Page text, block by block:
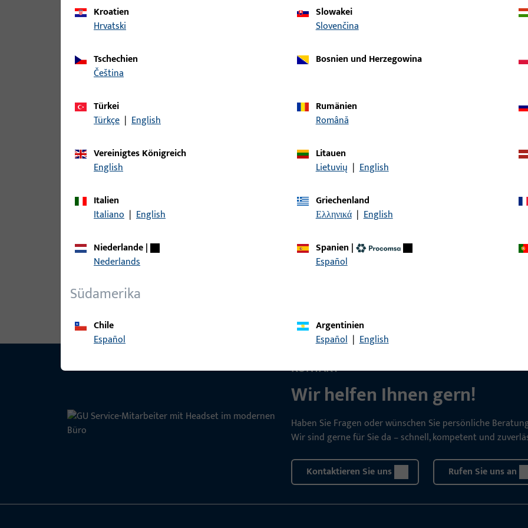
H-01624-26-0-1 | GU-Vorbauanker | GU
GU-Vorbauanker,
GU-Vorbauanker,
GU-Vorbauanker,
Vorbauanker 10x140 hell verzinkt
Vorbauanker 10x160 hell verzinkt
KONTAKT
Wir helfen Ihnen gern!
Haben Sie Fragen oder wünschen Sie persönliche
Wir sind gerne für Sie da – schnell, kompetent und
Kontaktieren Sie uns Rufen Sie uns an
Kroatien
Hrvatski
Slowakei
Slovenčina
Tschechien
čeština
Bosnien und Herzegowina
Türkei
Türkçe | English
Rumänien
Română
Vereinigtes Königreich
English
Litauen
Lietuvių | English
Italien
Italiano | English
Griechenland
Ελληνικά | English
Niederlande|
Nederlands
Spanien |
Español
Südamerika
Chile
Español
Argentinien
Español | English